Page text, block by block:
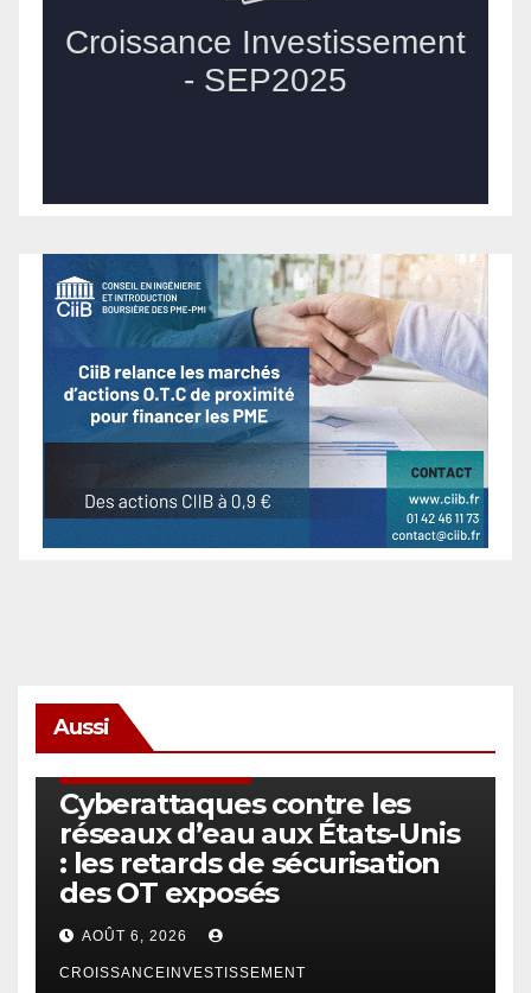
Aussi
Cyberattaques contre les
réseaux d’eau aux États-Unis
: les retards de sécurisation
des OT exposés
AOÛT 6, 2026
CROISSANCEINVESTISSEMENT